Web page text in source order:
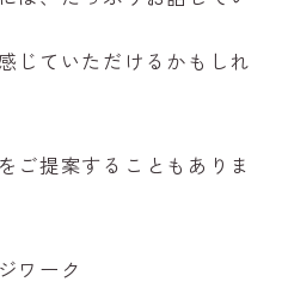
じていただけるかもしれ
ご提案することもありま
ワーク